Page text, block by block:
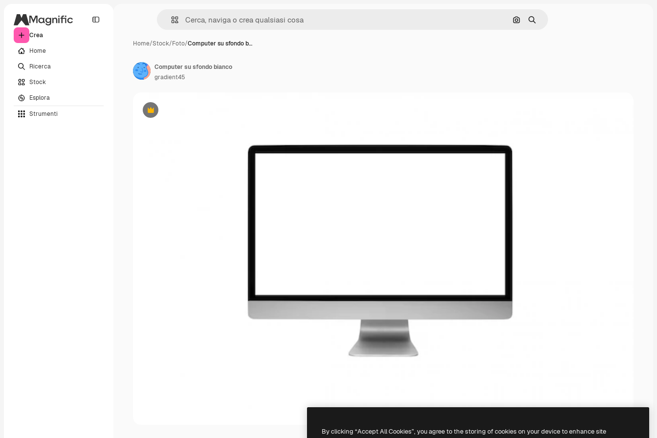
Crea
Home
Ricerca
Stock
Esplora
Strumenti
Cerca per immagine
Ricerca
Home/Stock/Foto/Computer su sfondo b…
Premium
Computer su sfondo bianco
gradient45
By clicking “Accept All Cookies”, you agree to the storing of cookies on your device to enhance site